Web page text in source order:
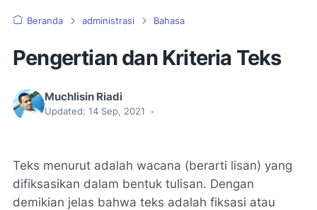
Beranda administrasi Bahasa
Pengertian dan Kriteria Teks
Muchlisin Riadi
Updated: 14 Sep, 2021 •
Teks menurut adalah wacana (berarti lisan) yang
difiksasikan dalam bentuk tulisan. Dengan
demikian jelas bahwa teks adalah fiksasi atau